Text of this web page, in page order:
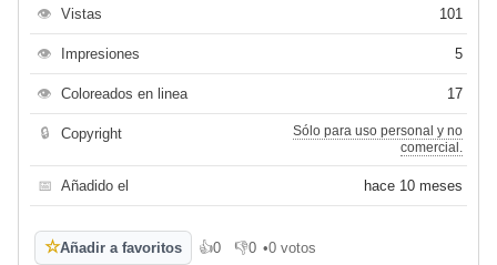
👁 Vistas 101
👁 Impresiones 5
👁 Coloreados en linea 17
🔒 Copyright
Sólo para uso personal y no
comercial.
📅 Añadido el hace 10 meses
☆Añadir a favoritos 👍0
Me gusta
👎0
No me gusta
•0 votos